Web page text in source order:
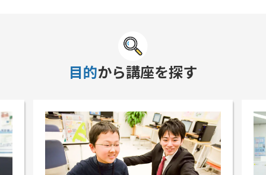
目的から講座を探す